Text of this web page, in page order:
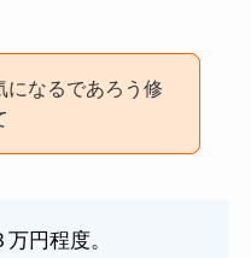
になるであろう修
円程度。